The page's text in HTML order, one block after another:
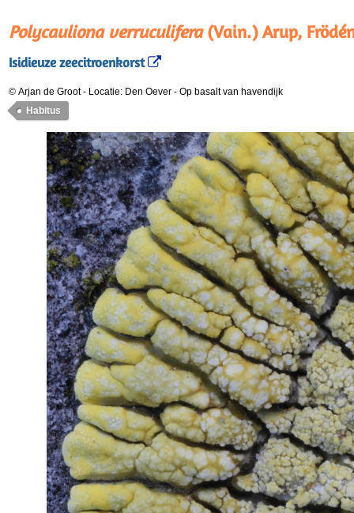
Polycauliona verruculifera(Vain.) Arup,
Isidieuze zeecitroenkorst
© Arjan de Groot- Locatie: Den Oever - Op basalt van havendijk
Habitus